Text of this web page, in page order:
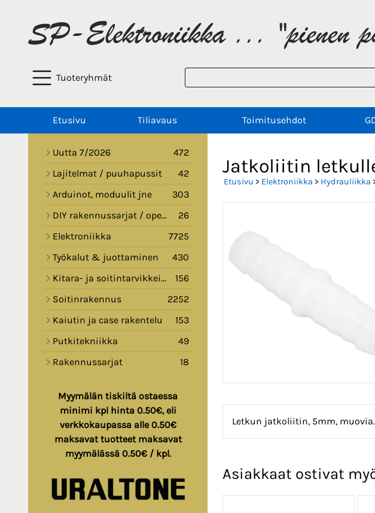
Tuoteryhmät
Etusivu Tiliavaus Toimitusehdot
Uutta 7/2026
472
Lajitelmat / puuhapussit
42
Arduinot, moduulit jne
303
DIY rakennussarjat / opetussarjat
26
Elektroniikka
7725
Työkalut & juottaminen
430
Kitara- ja soitintarvikkeita
156
Soitinrakennus
2252
Kaiutin ja case rakentelu
153
Putkitekniikka
49
Rakennussarjat
18
Myymälän tiskiltä ostaessa
minimi kpl hinta 0.50€, eli
verkkokaupassa alle 0.50€
maksavat tuotteet maksavat
myymälässä 0.50€ / kpl.
Jatkoliitin
Etusivu > Elektroniikka > Hydrauliikka
Letkun jatkoliitin, 5mm,
Asiakkaat ostivat